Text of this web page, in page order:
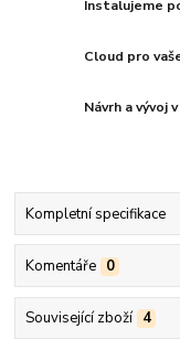
Instalujeme
Cloud pro
Návrh a vývoj v
Kompletní specifikace
Komentáře 0
Související zboží 4